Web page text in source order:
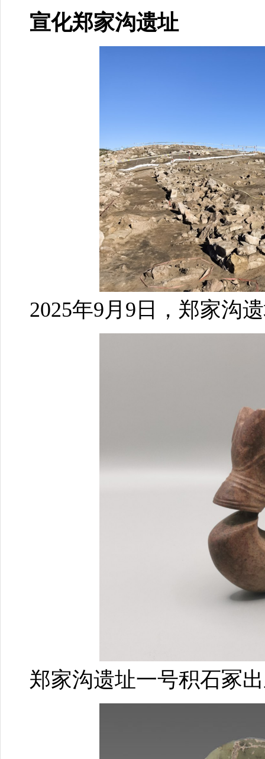
宣化郑家沟遗址
2025年9月9日，郑家沟
郑家沟遗址一号积石冢